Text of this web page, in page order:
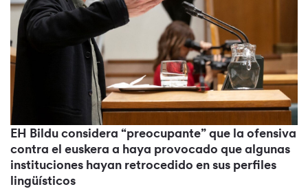
EH Bildu considera “preocupante” que la ofensiva
contra el euskera a haya provocado que algunas
instituciones hayan retrocedido en sus perfiles
lingüísticos